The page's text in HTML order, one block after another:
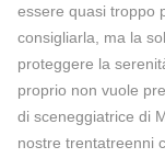
essere quasi troppo
consigliarla, ma la
proteggere la
proprio non vuole
di sceneggiatrice di
nostre trentatreenni